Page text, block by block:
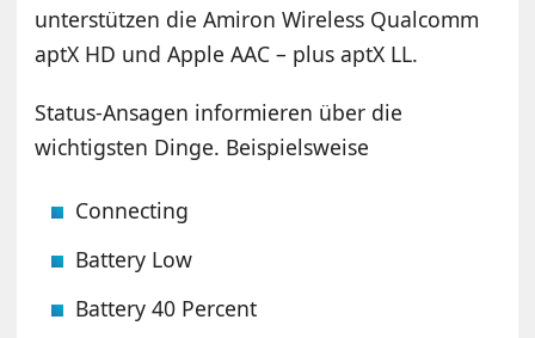
unterstützen die Amiron Wireless Qualcomm
aptX HD und Apple AAC – plus aptX LL.
Status-Ansagen informieren über die
wichtigsten Dinge. Beispielsweise
Connecting
Battery Low
Battery 40 Percent